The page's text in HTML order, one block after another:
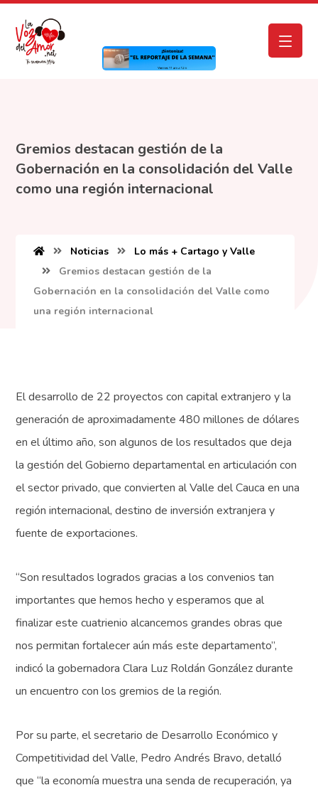
Gremios destacan gestión de la
Gobernación en la consolidación del Valle
como una región internacional
Noticias
Lo más + Cartago y Valle
Gremios destacan gestión de la
Gobernación en la consolidación del Valle como
una región internacional
El desarrollo de 22 proyectos con capital extranjero y la
generación de aproximadamente 480 millones de dólares
en el último año, son algunos de los resultados que deja
la gestión del Gobierno departamental en articulación con
el sector privado, que convierten al Valle del Cauca en una
región internacional, destino de inversión extranjera y
fuente de exportaciones.
“Son resultados logrados gracias a los convenios tan
importantes que hemos hecho y esperamos que al
finalizar este cuatrienio alcancemos grandes obras que
nos permitan fortalecer aún más este departamento”,
indicó la gobernadora Clara Luz Roldán González durante
un encuentro con los gremios de la región.
Por su parte, el secretario de Desarrollo Económico y
Competitividad del Valle, Pedro Andrés Bravo, detalló
que “la economía muestra una senda de recuperación, ya